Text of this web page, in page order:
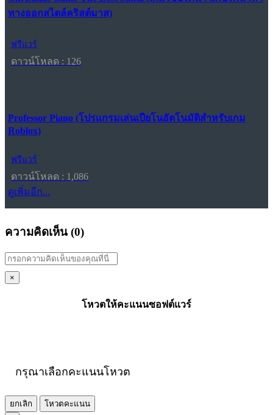
ทางออกสไตล์คริสต์มาส)
ฟรีแวร์
ดาวน์โหลด : 126
Professor Piano (โปรแกรมเล่นเปียโนอัตโนมัติสำหรับเกม
Roblox)
ฟรีแวร์
ดาวน์โหลด : 1,086
ดูเพิ่มอีก...
ความคิดเห็น (0)
×
โหวตให้คะแนนซอฟต์แวร์
กรุณาเลือกคะแนนโหวต
ยกเลิก
โหวตคะแนน